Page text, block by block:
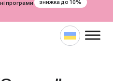
програми знижка до 10%